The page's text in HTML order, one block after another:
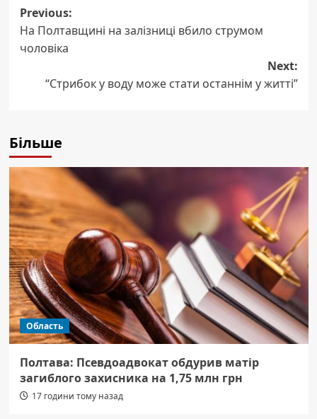
Post
navigation
Previous:
На Полтавщині на залізниці вбило струмом
чоловіка
Next:
“Стрибок у воду може стати останнім у житті”
Більше
Область
Полтава: Псевдоадвокат обдурив матір
загиблого захисника на 1,75 млн грн
17 години тому назад